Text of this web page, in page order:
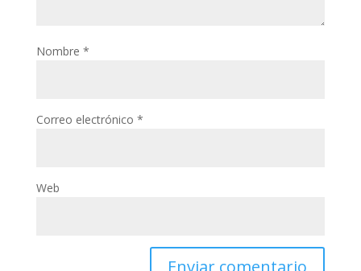
Nombre *
Correo electrónico *
Web